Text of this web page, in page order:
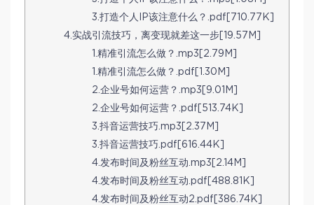
3.打造个人IP该注意什么？.pdf[710.77K]
4.实战引流技巧，离变现就差这一步[19.57M]
1.精准引流怎么做？.mp3[2.79M]
1.精准引流怎么做？.pdf[1.30M]
2.企业号如何运营？.mp3[9.01M]
2.企业号如何运营？.pdf[513.74K]
3.抖音运营技巧.mp3[2.37M]
3.抖音运营技巧.pdf[616.44K]
4.发布时间及粉丝互动.mp3[2.14M]
4.发布时间及粉丝互动.pdf[488.81K]
4.发布时间及粉丝互动2.pdf[386.74K]